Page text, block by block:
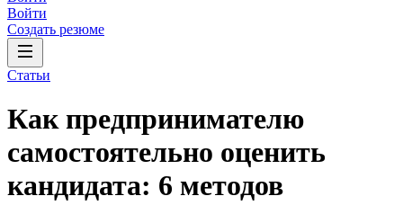
Войти
Создать резюме
Статьи
Как предпринимателю
самостоятельно оценить
кандидата: 6 методов